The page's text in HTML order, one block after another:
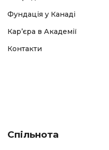
Фундація у Канаді
Кар’єра в Академії
Контакти
Спільнота